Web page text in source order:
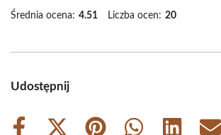
Średnia ocena: 4.51 Liczba ocen: 20
Udostępnij
Share Share Share Share Share